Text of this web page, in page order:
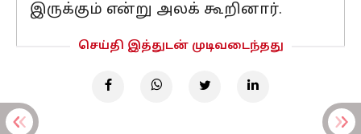
இருக்கும் என்று அலக் கூறினார்.
செய்தி இத்துடன் முடிவடைந்தது